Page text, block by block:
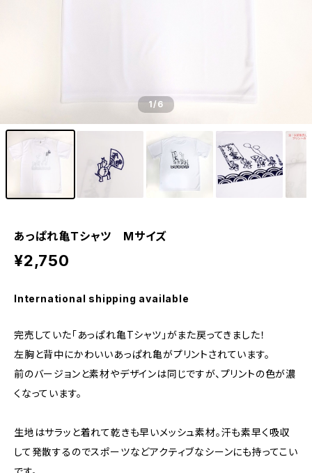
1/6
あっぱれ亀Ｔシャツ Mサイズ
¥2,750
International shipping available
完売していた「あっぱれ亀Tシャツ」がまた戻ってきました！
左胸と背中にかわいいあっぱれ亀がプリントされています。
前のバージョンと素材やデザインは同じですが、プリントの色が濃
くなっています。
生地はサラッと着れて乾きも早いメッシュ素材。汗も素早く吸収
して発散するのでスポーツなどアクティブなシーンにも持ってこい